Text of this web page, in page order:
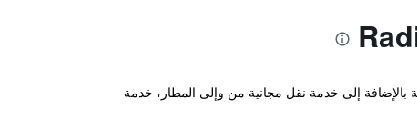
بالإضافة إلى خدمة نقل مجانية من وإلى المطار، خدمة